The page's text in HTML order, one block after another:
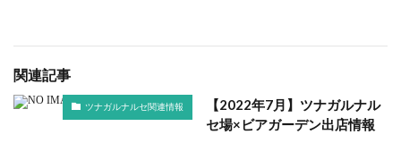
関連記事
ツナガルナルセ関連情報
【2022年7月】ツナガルナル
セ場×ビアガーデン出店情報